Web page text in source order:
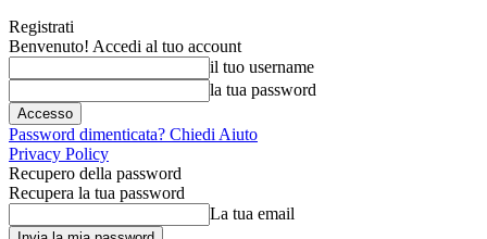
Registrati
Benvenuto! Accedi al tuo account
il tuo username
la tua password
Password dimenticata? Chiedi Aiuto
Privacy Policy
Recupero della password
Recupera la tua password
La tua email